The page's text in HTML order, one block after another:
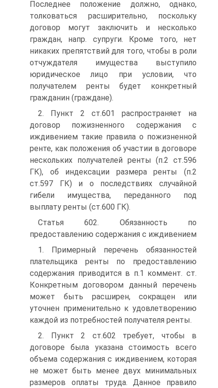
Последнее положение должно, однако,
толковаться расширительно, поскольку
договор могут заключить и несколько
граждан, напр. супруги. Кроме того, нет
никаких препятствий для того, чтобы в роли
отчуждателя имущества выступило
юридическое лицо при условии, что
получателем ренты будет конкретный
гражданин (граждане).
2. Пункт 2 ст.601 распространяет на
договор пожизненного содержания с
иждивением такие правила о пожизненной
ренте, как положения об участии в договоре
нескольких получателей ренты (п.2 ст.596
ГК), об индексации размера ренты (п.2
ст.597 ГК) и о последствиях случайной
гибели имущества, переданного под
выплату ренты (ст.600 ГК).
Статья 602. Обязанность по
предоставлению содержания с иждивением
1. Примерный перечень обязанностей
плательщика ренты по предоставлению
содержания приводится в п.1 коммент. ст.
Конкретным договором данный перечень
может быть расширен, сокращен или
уточнен применительно к удовлетворению
каждой из потребностей получателя ренты.
2. Пункт 2 ст.602 требует, чтобы в
договоре была указана стоимость всего
объема содержания с иждивением, которая
не может быть менее двух минимальных
размеров оплаты труда. Данное правило